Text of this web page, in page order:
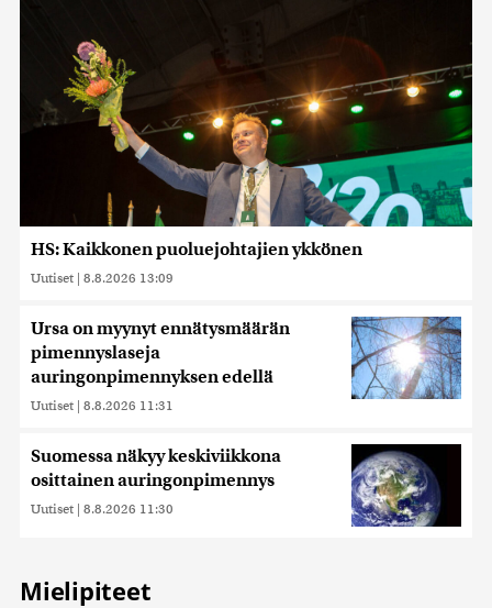
HS: Kaikkonen puoluejohtajien ykkönen
Uutiset | 8.8.2026 13:09
Ursa on myynyt ennätysmäärän
pimennyslaseja
auringonpimennyksen edellä
Uutiset | 8.8.2026 11:31
Suomessa näkyy keskiviikkona
osittainen auringonpimennys
Uutiset | 8.8.2026 11:30
Mielipiteet